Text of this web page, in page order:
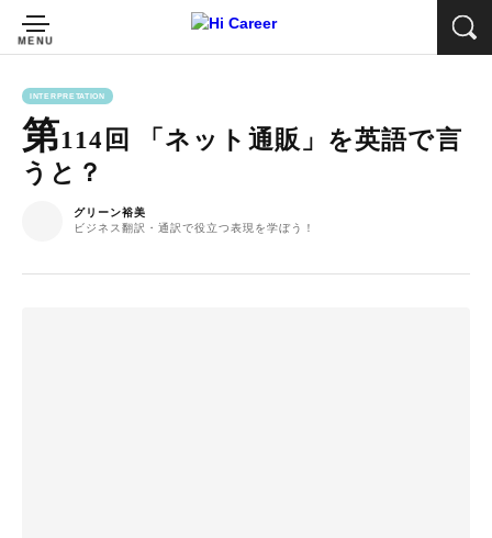
INTERPRETATION
第114回 「ネット通販」を英語で言
うと？
グリーン裕美
ビジネス翻訳・通訳で役立つ表現を学ぼう！